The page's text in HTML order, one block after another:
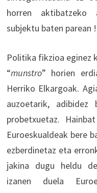
horren aktibatzeko
subjektu baten parean !
Politika fikzioa eginez
“munstro” horien
Herriko Elkargoak.
auzoetarik, adibidez
probetxuetaz.
Euroeskualdeak bere
ezberdinetaz eta
jakina dugu heldu
izanen duela